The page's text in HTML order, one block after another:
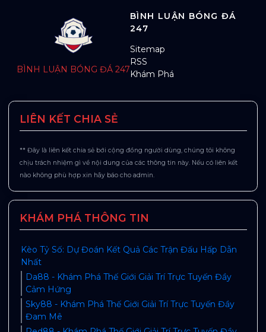
BÌNH LUẬN BÓNG ĐÁ 247
BÌNH LUẬN BÓNG ĐÁ
247
Sitemap
RSS
Khám Phá
LIÊN KẾT CHIA SẺ
** Đây là liên kết chia sẻ bới cộng đồng người dùng, chúng tôi không
chịu trách nhiệm gì về nội dung của các thông tin này. Nếu có liên kết
nào không phù hợp xin hãy báo cho admin.
KHÁM PHÁ THÔNG TIN
Kèo Tỷ Số: Dự Đoán Kết Quả Các Trận Đấu Hấp Dẫn
Nhất
Da88 - Khám Phá Thế Giới Giải Trí Trực Tuyến Đầy
Cảm Hứng
Sky88 - Khám Phá Thế Giới Giải Trí Trực Tuyến Đầy
Đam Mê